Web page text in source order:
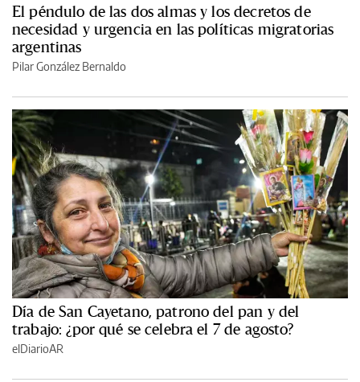
El péndulo de las dos almas y los decretos de
necesidad y urgencia en las políticas migratorias
argentinas
Pilar González Bernaldo
Día de San Cayetano, patrono del pan y del
trabajo: ¿por qué se celebra el 7 de agosto?
elDiarioAR